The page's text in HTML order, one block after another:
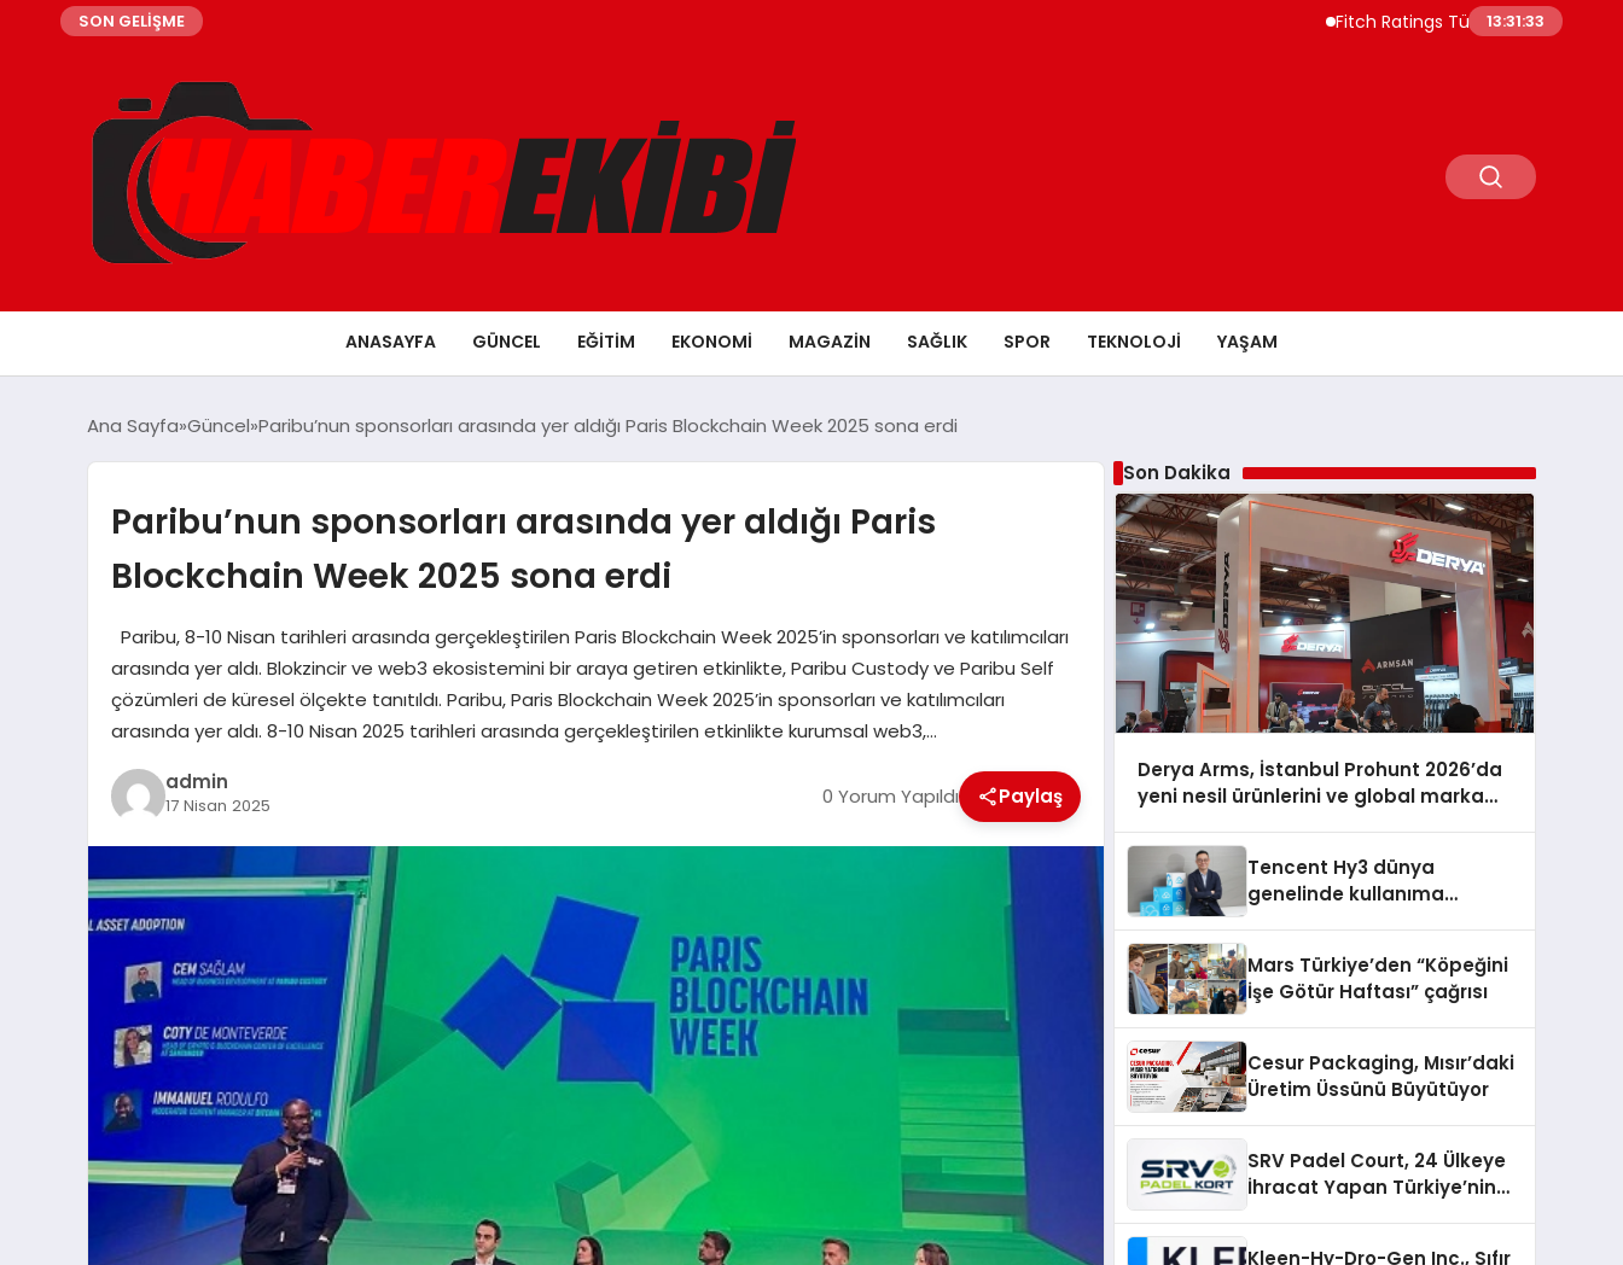
SON GELİŞME Fitch Ratings Türkiye Borç Piyasasının
13:31:34
ANASAYFA GÜNCEL EĞITIM EKONOMI MAGAZIN SAĞLIK SPOR TEKNOLOJI YAŞAM
Ana Sayfa Güncel Paribu’nun sponsorları arasında yer aldığı Paris Blockchain Week 2025 sona erdi
Paribu’nun sponsorları arasında yer aldığı Paris
Blockchain Week 2025 sona erdi
Paribu, 8-10 Nisan tarihleri arasında gerçekleştirilen Paris Blockchain Week 2025’in sponsorları ve katılımcıları
arasında yer aldı. Blokzincir ve web3 ekosistemini bir araya getiren etkinlikte, Paribu Custody ve Paribu Self
çözümleri de küresel ölçekte tanıtıldı. Paribu, Paris Blockchain Week 2025’in sponsorları ve katılımcıları
arasında yer aldı. 8-10 Nisan 2025 tarihleri arasında gerçekleştirilen etkinlikte kurumsal web3,…
admin
17 Nisan 2025 0 Yorum Yapıldı Paylaş
Son Dakika
Derya Arms, İstanbul Prohunt 2026’da
yeni nesil ürünlerini ve global marka
Tencent Hy3 dünya
genelinde kullanıma
Mars Türkiye’den “Köpeğini
İşe Götür Haftası” çağrısı
Cesur Packaging, Mısır’daki
Üretim Üssünü Büyütüyor
SRV Padel Court, 24 Ülkeye
İhracat Yapan Türkiye’nin
Kleen-Hy-Dro-Gen Inc., Sıfır